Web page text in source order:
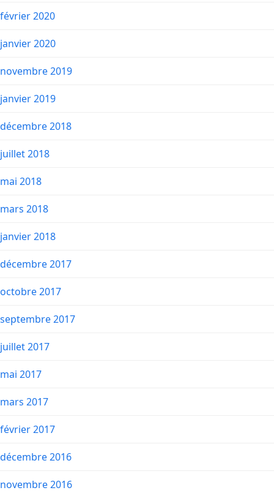
février 2020
janvier 2020
novembre 2019
janvier 2019
décembre 2018
juillet 2018
mai 2018
mars 2018
janvier 2018
décembre 2017
octobre 2017
septembre 2017
juillet 2017
mai 2017
mars 2017
février 2017
décembre 2016
novembre 2016